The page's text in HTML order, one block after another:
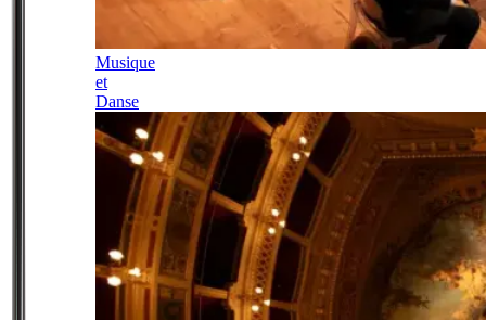
Musique
et
Danse